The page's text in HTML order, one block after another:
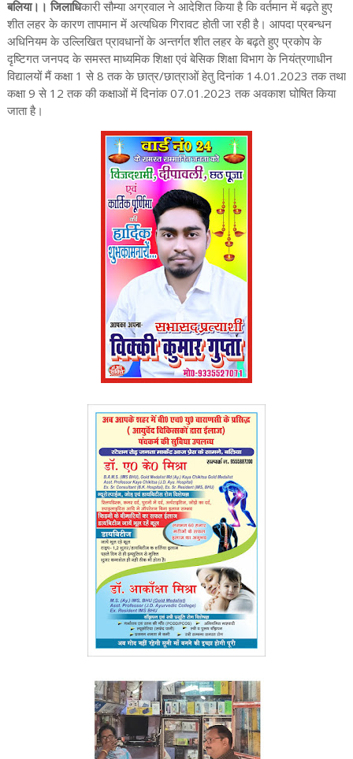
बलिया।। जिलाधिकारी सौम्या अग्रवाल ने आदेशित किया है कि वर्तमान में बढ़ते हुए
शीत लहर के कारण तापमान में अत्यधिक गिरावट होती जा रही है। आपदा प्रबन्धन
अधिनियम के उल्लिखित प्रावधानों के अन्तर्गत शीत लहर के बढ़ते हुए प्रकोप के
दृष्टिगत जनपद के समस्त माध्यमिक शिक्षा एवं बेसिक शिक्षा विभाग के नियंत्रणाधीन
विद्यालयों मैं कक्षा 1 से 8 तक के छात्र/छात्राओं हेतु दिनांक 14.01.2023 तक तथा
कक्षा 9 से 12 तक की कक्षाओं में दिनांक 07.01.2023 तक अवकाश घोषित किया
जाता है।